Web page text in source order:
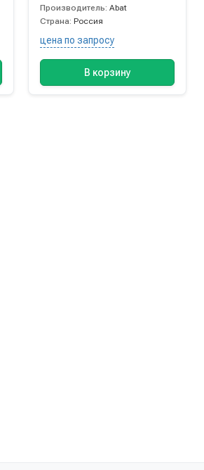
Производитель:Abat
Страна:Россия
цена по запросу
В корзину